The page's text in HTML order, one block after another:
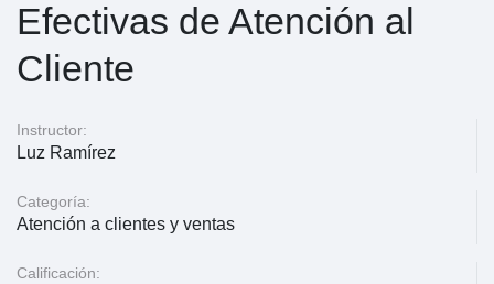
Efectivas de Atención al
Cliente
Instructor:
Luz Ramírez
Categoría:
Atención a clientes y ventas
Calificación: